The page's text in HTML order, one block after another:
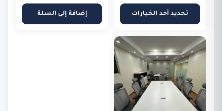
السعر:
تحديد أحد الخيارات
على
صفحة
إضافة إلى السلة